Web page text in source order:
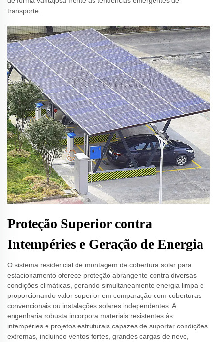
transporte.
Proteção Superior contra
Intempéries e Geração de Energia
O sistema residencial de montagem de cobertura solar para
estacionamento oferece proteção abrangente contra diversas
condições climáticas, gerando simultaneamente energia limpa e
proporcionando valor superior em comparação com coberturas
convencionais ou instalações solares independentes. A
engenharia robusta incorpora materiais resistentes às
intempéries e projetos estruturais capazes de suportar condições
extremas, incluindo ventos fortes, grandes cargas de neve,